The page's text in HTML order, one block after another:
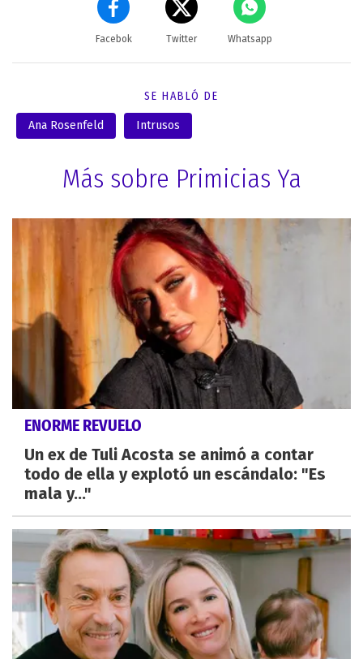
Facebok Twitter Whatsapp
SE HABLÓ DE
Ana Rosenfeld Intrusos
Más sobre Primicias Ya
ENORME REVUELO
Un ex de Tuli Acosta se animó a contar
todo de ella y explotó un escándalo: "Es
mala y..."